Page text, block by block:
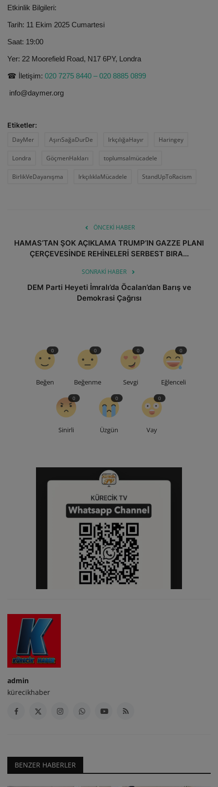
Etkinlik Bilgileri:
Tarih: 11 Ekim 2025 Cumartesi
Saat: 19:00
Yer: 22 Moorefield Road, N17 6PY, Londra
☎ İletişim: 020 7275 8440 – 020 8885 0899
info@daymer.org
Etiketler:
DayMer
AşırıSağaDurDe IrkçılığaHayır Haringey
Londra GöçmenHakları toplumsalmücadele
BirlikVeDayanışma IrkçılıklaMücadele StandUpToRacism
ÖNCEKI HABER
HAMAS’TAN ŞOK AÇIKLAMA TRUMP’IN GAZZE PLANI
ÇERÇEVESİNDE REHİNELERİ SERBEST BIRA...
SONRAKI HABER
DEM Parti Heyeti İmralı’da Öcalan’dan Barış ve
Demokrasi Çağrısı
Beğen
0
Beğenme
0
Sevgi
0
Eğlenceli
0
Sinirli
0
Üzgün
0
Vay
0
admin
kürecikhaber
BENZER HABERLER